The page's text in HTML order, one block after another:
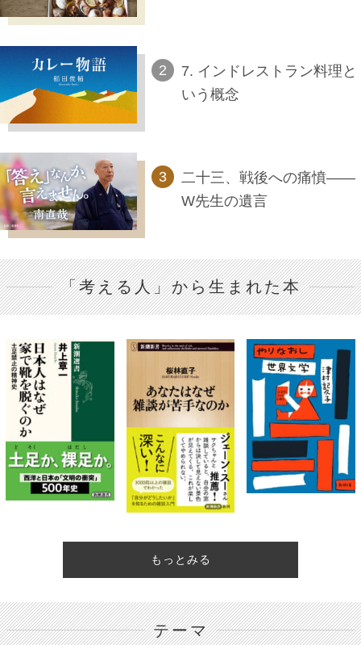
7. インドレストラン料理と
いう概念
二十三、戦後への痛憤――
W先生の遺言
「考える人」から生まれた本
もっとみる
テーマ